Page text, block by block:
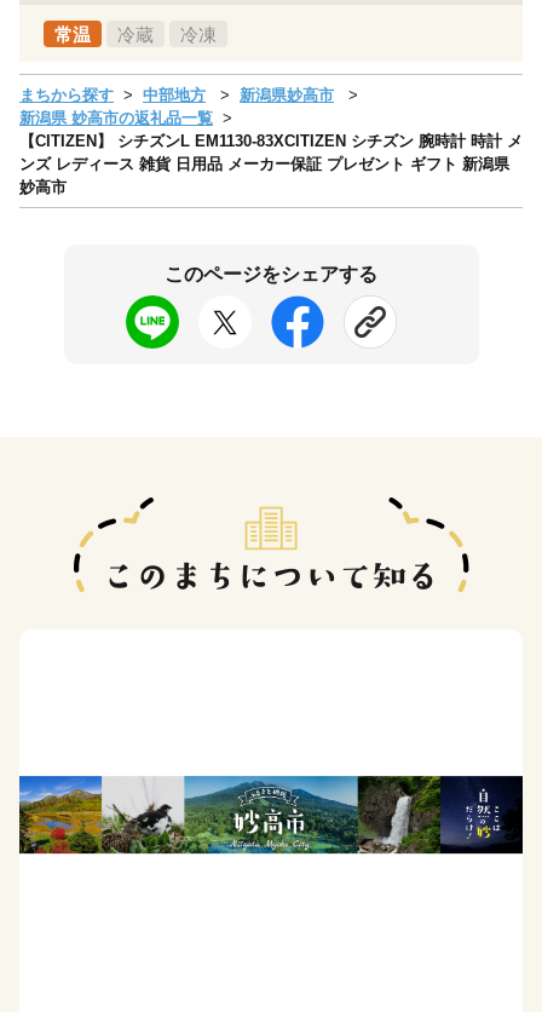
常温 冷蔵 冷凍
まちから探す 中部地方
新潟県妙高市
新潟県 妙高市の返礼品一覧
【CITIZEN】 シチズンL EM1130-83XCITIZEN シチズン 腕時計 時計 メ
ンズ レディース 雑貨 日用品 メーカー保証 プレゼント ギフト 新潟県
妙高市
このページをシェアする